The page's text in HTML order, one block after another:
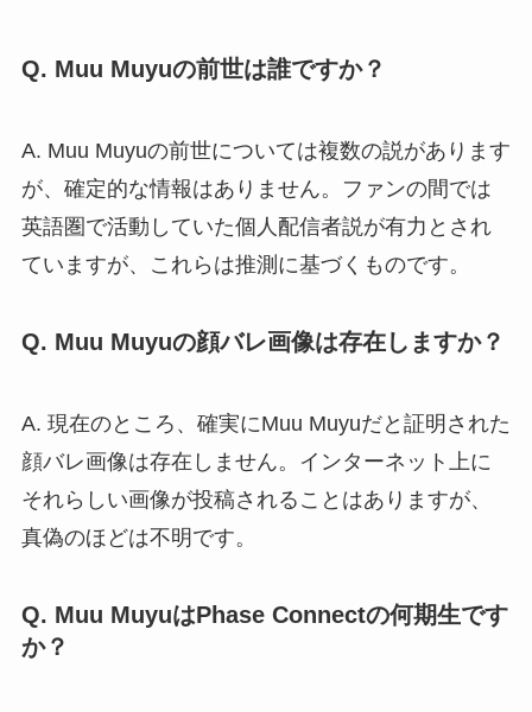
Q. Muu Muyuの前世は誰ですか？
A. Muu Muyuの前世については複数の説があります
が、確定的な情報はありません。ファンの間では
英語圏で活動していた個人配信者説が有力とされ
ていますが、これらは推測に基づくものです。
Q. Muu Muyuの顔バレ画像は存在しますか？
A. 現在のところ、確実にMuu Muyuだと証明された
顔バレ画像は存在しません。インターネット上に
それらしい画像が投稿されることはありますが、
真偽のほどは不明です。
Q. Muu MuyuはPhase Connectの何期生です
か？